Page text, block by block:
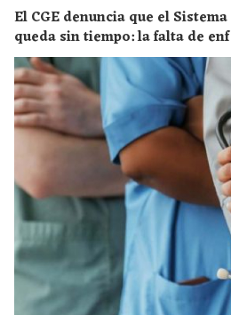
El CGE denuncia que el
queda sin tiempo: la falta de
supone un riesgo enorme para
población